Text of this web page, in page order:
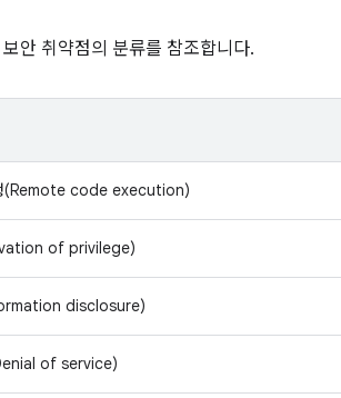
안 취약점의 분류를 참조합니다.
(Remote code execution)
of privilege)
disclosure)
of service)